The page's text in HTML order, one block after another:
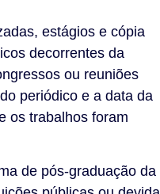
estágios e cópia
decorrentes da
ou reuniões
periódico e a data da
os trabalhos foram
de pós-graduação da